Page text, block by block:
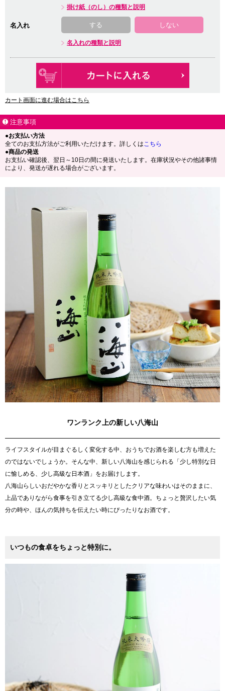
掛け紙（のし）の種類と説明
名入れ する しない
名入れの種類と説明
カート画面に進む場合はこちら
注意事項
●お支払い方法
全てのお支払方法がご利用いただけます。詳しくはこちら
●商品の発送
お支払い確認後、翌日～10日の間に発送いたします。在庫状況やその他諸事情
により、発送が遅れる場合がございます。
ワンランク上の新しい八海山
ライフスタイルが目まぐるしく変化する中、おうちでお酒を楽しむ方も増えた
のではないでしょうか。そんな中、新しい八海山を感じられる「少し特別な日
に愉しめる、少し高級な日本酒」をお届けします。
八海山らしいおだやかな香りとスッキリとしたクリアな味わいはそのままに、
上品でありながら食事を引き立てる少し高級な食中酒。ちょっと贅沢したい気
分の時や、ほんの気持ちを伝えたい時にぴったりなお酒です。
いつもの食卓をちょっと特別に。